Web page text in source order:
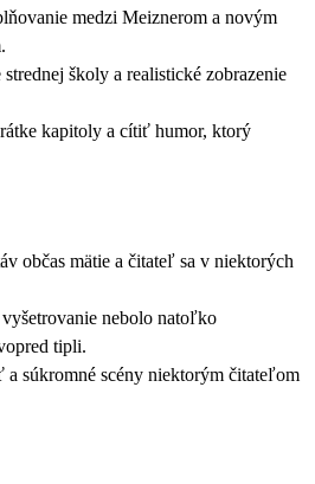
medzi Meiznerom a novým
školy a realistické zobrazenie
kapitoly a cítiť humor, ktorý
občas mätie a čitateľ sa v niektorých
nebolo natoľko
tipli.
a súkromné scény niektorým čitateľom